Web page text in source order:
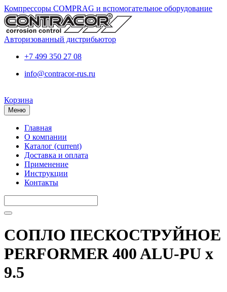
Компрессоры COMPRAG и вспомогательное оборудование
Авторизованный дистрибьютор
+7 499 350 27 08
info@contracor-rus.ru
Корзина
Меню
Главная
О компании
Каталог (current)
Доставка и оплата
Применение
Инструкции
Контакты
СОПЛО ПЕСКОСТРУЙНОЕ
PERFORMER 400 ALU-PU x
9.5